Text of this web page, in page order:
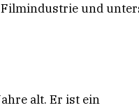
Filmindustrie und
alt. Er ist ein